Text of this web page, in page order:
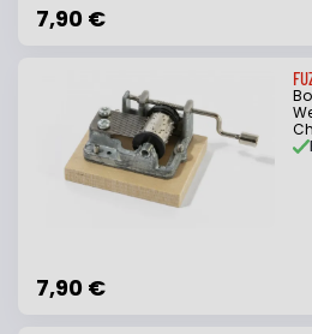
7,90 €
7,90 €